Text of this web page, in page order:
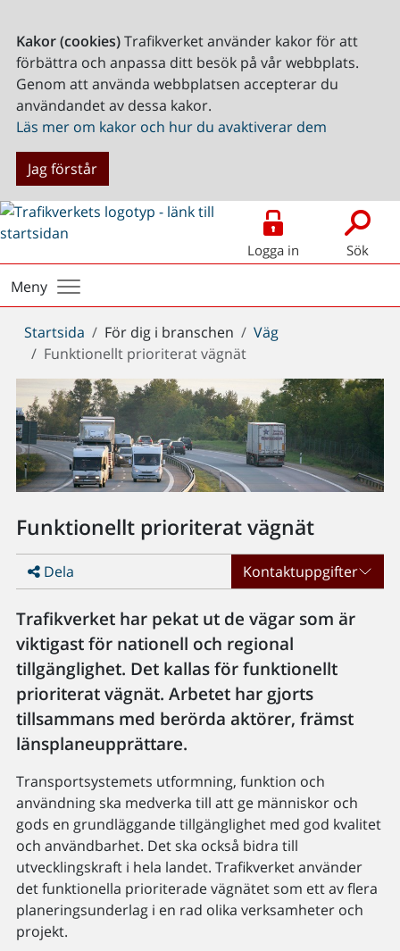
Kakor (cookies)Trafikverket använder kakor för att
förbättra och anpassa ditt besök på vår webbplats.
Genom att använda webbplatsen accepterar du
användandet av dessa kakor.
Läs mer om kakor och hur du avaktiverar dem
Jag förstår
Logga in Sök
Meny
Du
är
här:
Startsida För dig i branschen
Väg
Funktionellt prioriterat vägnät
Funktionellt prioriterat vägnät
Dela Kontaktuppgifter
Trafikverket har pekat ut de vägar som är
viktigast för nationell och regional
tillgänglighet. Det kallas för funktionellt
prioriterat vägnät. Arbetet har gjorts
tillsammans med berörda aktörer, främst
länsplaneupprättare.
Transportsystemets utformning, funktion och
användning ska medverka till att ge människor och
gods en grundläggande tillgänglighet med god kvalitet
och användbarhet. Det ska också bidra till
utvecklingskraft i hela landet. Trafikverket använder
det funktionella prioriterade vägnätet som ett av flera
planeringsunderlag i en rad olika verksamheter och
projekt.